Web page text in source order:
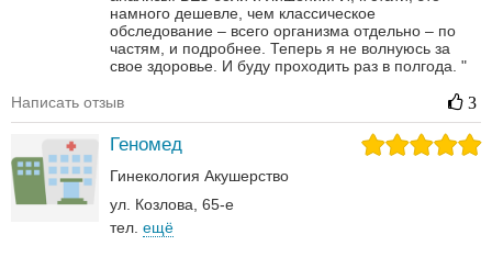
намного дешевле, чем классическое
обследование – всего организма отдельно – по
частям, и подробнее. Теперь я не волнуюсь за
свое здоровье. И буду проходить раз в полгода. "
Написать отзыв 3
Геномед
Гинекология Акушерство
ул. Козлова, 65-е
тел. ещё